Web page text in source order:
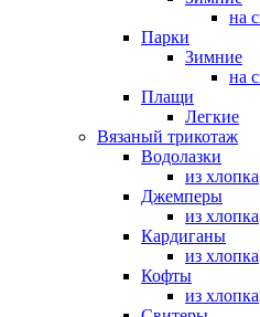
на
Парки
Зимние
на
Плащи
Легкие
Вязаный трикотаж
Водолазки
из хлопка
Джемперы
из хлопка
Кардиганы
из хлопка
Кофты
из хлопка